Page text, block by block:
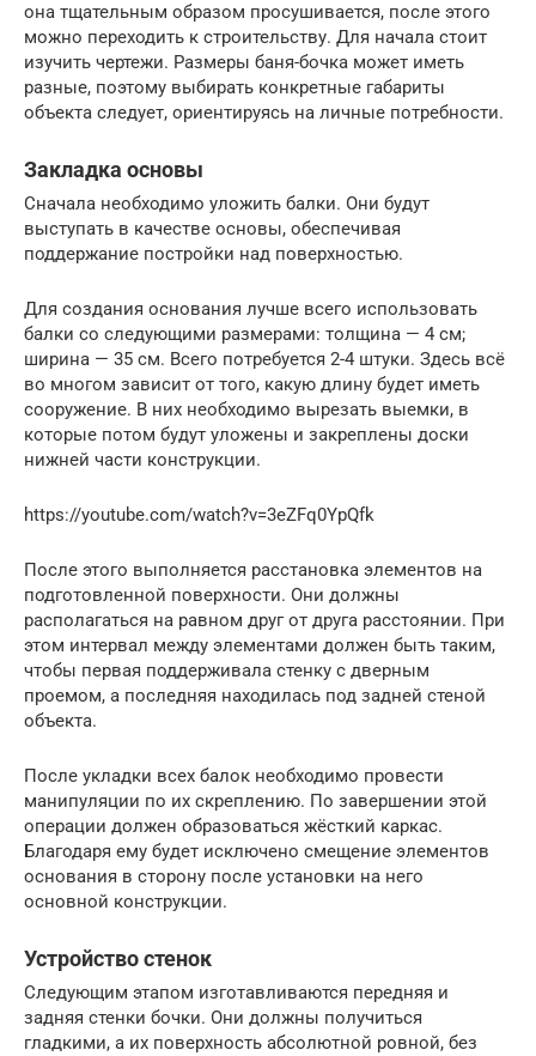
она тщательным образом просушивается, после этого
можно переходить к строительству. Для начала стоит
изучить чертежи. Размеры баня-бочка может иметь
разные, поэтому выбирать конкретные габариты
объекта следует, ориентируясь на личные потребности.
Закладка основы
Сначала необходимо уложить балки. Они будут
выступать в качестве основы, обеспечивая
поддержание постройки над поверхностью.
Для создания основания лучше всего использовать
балки со следующими размерами: толщина — 4 см;
ширина — 35 см. Всего потребуется 2-4 штуки. Здесь всё
во многом зависит от того, какую длину будет иметь
сооружение. В них необходимо вырезать выемки, в
которые потом будут уложены и закреплены доски
нижней части конструкции.
https://youtube.com/watch?v=3eZFq0YpQfk
После этого выполняется расстановка элементов на
подготовленной поверхности. Они должны
располагаться на равном друг от друга расстоянии. При
этом интервал между элементами должен быть таким,
чтобы первая поддерживала стенку с дверным
проемом, а последняя находилась под задней стеной
объекта.
После укладки всех балок необходимо провести
манипуляции по их скреплению. По завершении этой
операции должен образоваться жёсткий каркас.
Благодаря ему будет исключено смещение элементов
основания в сторону после установки на него
основной конструкции.
Устройство стенок
Следующим этапом изготавливаются передняя и
задняя стенки бочки. Они должны получиться
гладкими, а их поверхность абсолютной ровной, без